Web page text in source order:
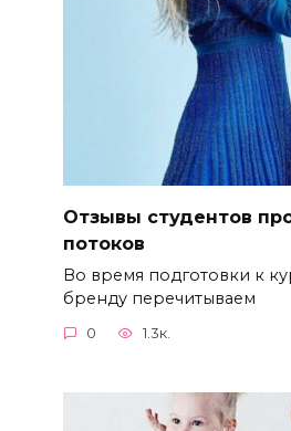
Отзывы студентов
потоков
Во время подготовки к
бренду перечитываем
0 1.3к.